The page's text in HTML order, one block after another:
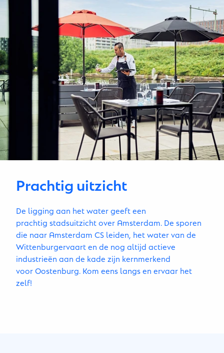
Prachtig uitzicht
De ligging aan het water geeft een
prachtig stadsuitzicht over Amsterdam. De sporen
die naar Amsterdam CS leiden, het water van de
Wittenburgervaart en de nog altijd actieve
industrieën aan de kade zijn kernmerkend
voor Oostenburg. Kom eens langs en ervaar het
zelf!